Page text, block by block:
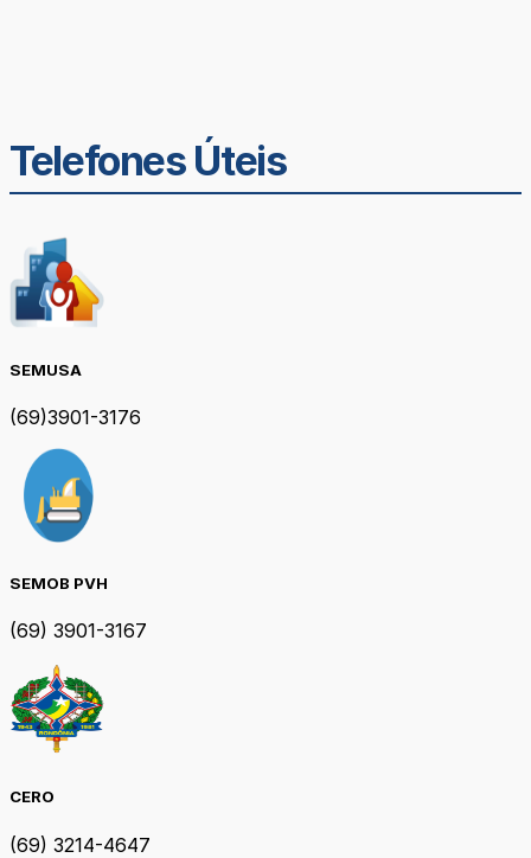
Telefones Úteis
SEMUSA
(69)3901-3176
SEMOB PVH
(69) 3901-3167
CERO
(69) 3214-4647